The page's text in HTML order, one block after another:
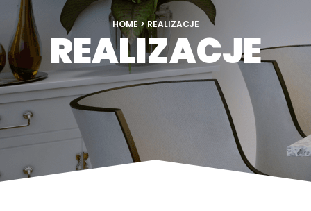
HOME >REALIZACJE
REALIZACJE